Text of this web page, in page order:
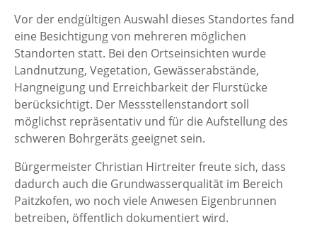
Vor der endgültigen Auswahl dieses Standortes fand
eine Besichtigung von mehreren möglichen
Standorten statt. Bei den Ortseinsichten wurde
Landnutzung, Vegetation, Gewässerabstände,
Hangneigung und Erreichbarkeit der Flurstücke
berücksichtigt. Der Messstellenstandort soll
möglichst repräsentativ und für die Aufstellung des
schweren Bohrgeräts geeignet sein.
Bürgermeister Christian Hirtreiter freute sich, dass
dadurch auch die Grundwasserqualität im Bereich
Paitzkofen, wo noch viele Anwesen Eigenbrunnen
betreiben, öffentlich dokumentiert wird.